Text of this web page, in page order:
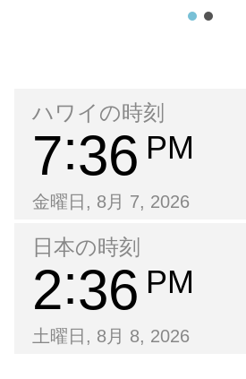
ハワイの時刻
7 36 PM
金曜日, 8月 7, 2026
日本の時刻
2 36 PM
土曜日, 8月 8, 2026